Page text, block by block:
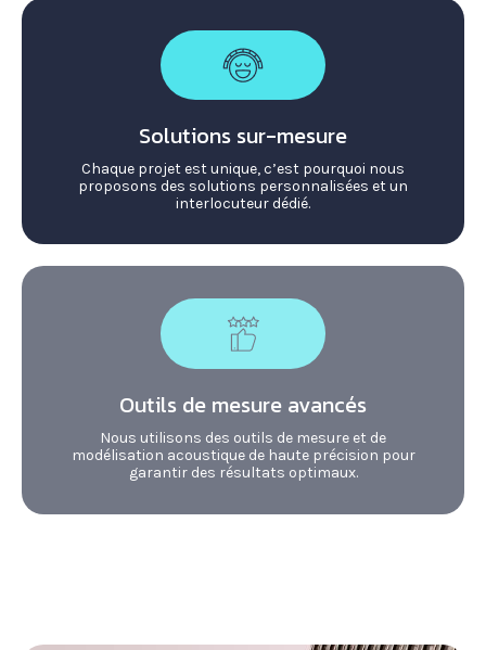
Solutions sur-mesure
Chaque projet est unique, c’est pourquoi nous
proposons des solutions personnalisées et un
interlocuteur dédié.
Outils de mesure avancés
Nous utilisons des outils de mesure et de
modélisation acoustique de haute précision pour
garantir des résultats optimaux.